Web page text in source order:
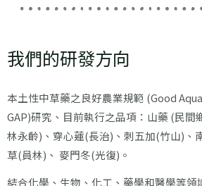
我們的研發方向
本土性中草藥之良好農業規範 (Good
GAP)研究、目前執行之品項：山藥 (民間
林永齡)、穿心蓮(長治)、刺五加(竹山)、
草(員林)、 麥門冬(光復)。
結合化學、生物、化工、藥學和醫學等領